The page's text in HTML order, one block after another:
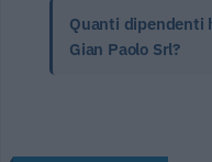
Quanti dipendenti
Gian Paolo Srl?